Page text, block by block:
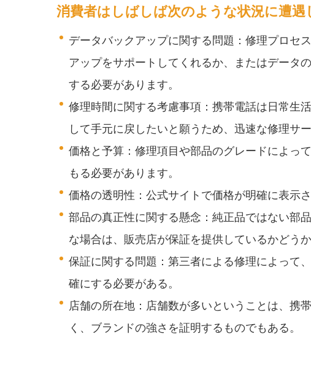
消費者はしばしば次のような状況に遭遇
データバックアップに関する問題：修理プロセ
アップをサポートしてくれるか、またはデータ
する必要があります。
修理時間に関する考慮事項：携帯電話は日常生
して手元に戻したいと願うため、迅速な修理サ
価格と予算：修理項目や部品のグレードによっ
もる必要があります。
価格の透明性：公式サイトで価格が明確に表示
部品の真正性に関する懸念：純正品ではない部
な場合は、販売店が保証を提供しているかどう
保証に関する問題：第三者による修理によって
確にする必要がある。
店舗の所在地：店舗数が多いということは、携
く、ブランドの強さを証明するものでもある。